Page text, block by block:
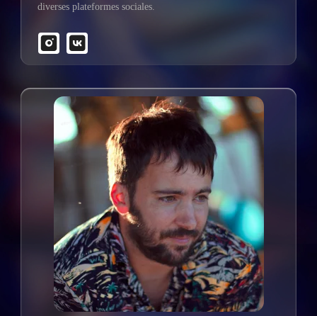
diverses plateformes sociales.